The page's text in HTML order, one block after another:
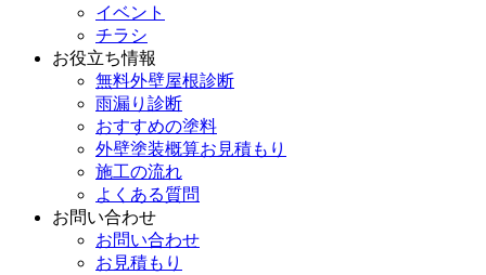
イベント
チラシ
お役立ち情報
無料外壁屋根診断
雨漏り診断
おすすめの塗料
外壁塗装概算お見積もり
施工の流れ
よくある質問
お問い合わせ
お問い合わせ
お見積もり